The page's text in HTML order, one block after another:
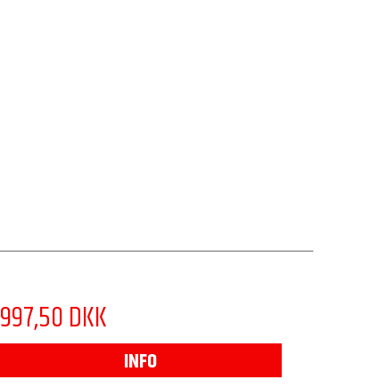
997,50 DKK
INFO